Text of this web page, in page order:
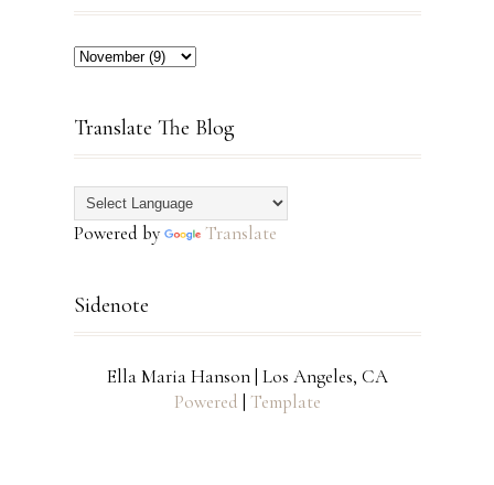
Translate The Blog
Powered by Translate
Sidenote
Ella Maria Hanson | Los Angeles, CA
Powered
Template